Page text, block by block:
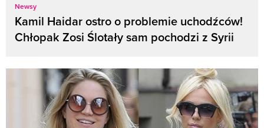
Newsy
Kamil Haidar ostro o problemie uchodźców!
Chłopak Zosi Ślotały sam pochodzi z Syrii